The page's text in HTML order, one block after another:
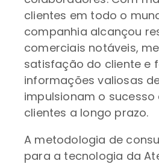
clientes em todo o
companhia alcançou
comerciais notáveis,
satisfação do cliente e
informações valiosas
impulsionam o sucesso
clientes a longo prazo.
A metodologia de
para a tecnologia da